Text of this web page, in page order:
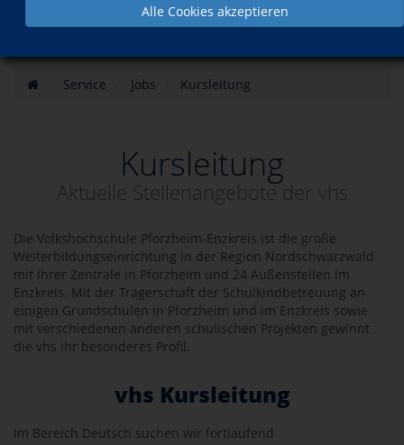
Alle Cookies akzeptieren
Service Jobs Kursleitung
Kursleitung
Aktuelle Stellenangebote der vhs
Die Volkshochschule Pforzheim-Enzkreis ist die große
Weiterbildungseinrichtung in der Region Nordschwarzwald
mit ihrer Zentrale in Pforzheim und 24 Außenstellen im
Enzkreis. Mit der Trägerschaft der Schulkindbetreuung an
einigen Grundschulen in Pforzheim und im Enzkreis sowie
mit verschiedenen anderen schulischen Projekten gewinnt
die vhs ihr besonderes Profil.
vhs Kursleitung
Im Bereich Deutsch suchen wir fortlaufend